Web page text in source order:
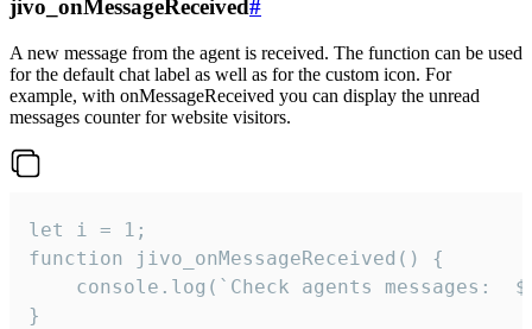
jivo_onMessageReceived#
A new message from the agent is received. The function can be used
for the default chat label as well as for the custom icon. For
example, with onMessageReceived you can display the unread
messages counter for website visitors.
let i = 1;
function jivo_onMessageReceived() {
}